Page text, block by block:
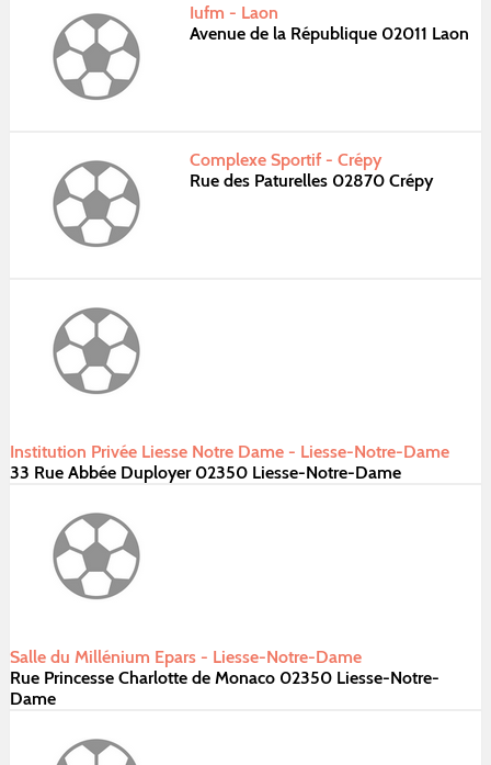
Iufm - Laon
Avenue de la République 02011 Laon
Complexe Sportif - Crépy
Rue des Paturelles 02870 Crépy
Institution Privée Liesse Notre Dame - Liesse-Notre-Dame
33 Rue Abbée Duployer 02350 Liesse-Notre-Dame
Salle du Millénium Epars - Liesse-Notre-Dame
Rue Princesse Charlotte de Monaco 02350 Liesse-Notre-
Dame